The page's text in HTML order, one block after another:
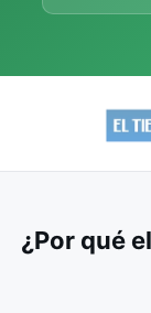
¿Por qué